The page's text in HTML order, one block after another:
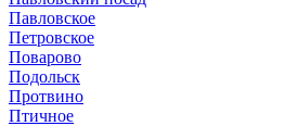
Павловское
Петровское
Поварово
Подольск
Протвино
Птичное